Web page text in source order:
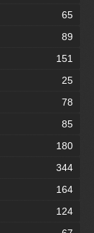
65
89
151
25
78
85
180
344
164
124